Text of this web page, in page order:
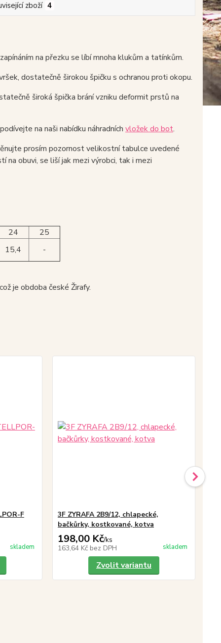
zboží 4
na přezku se líbí mnoha klukům a tatínkům.
dostatečně širokou špičku s ochranou proti okopu.
široká špička brání vzniku deformit prstů na
na naši nabídku náhradních vložek do bot.
prosím pozornost velikostní tabulce uvedené
na obuvi, se liší jak mezi výrobci, tak i mezi
24
25
15,4
-
je obdoba české Žirafy.
F
skladem
3F ZYRAFA 2B9/12, chlapecké,
bačkůrky, kostkované, kotva
198,00 Kč/ks
163,64 Kč bez DPH skladem
Zvolit variantu